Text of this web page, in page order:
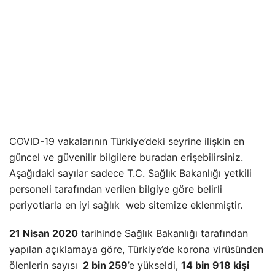
COVID-19 vakalarının Türkiye’deki seyrine ilişkin en
güncel ve güvenilir bilgilere buradan erişebilirsiniz.
Aşağıdaki sayılar sadece T.C. Sağlık Bakanlığı yetkili
personeli tarafından verilen bilgiye göre belirli
periyotlarla en iyi sağlık web sitemize eklenmiştir.
21 Nisan 2020 tarihinde Sağlık Bakanlığı tarafından
yapılan açıklamaya göre, Türkiye’de korona virüsünden
ölenlerin sayısı 2 bin 259’e yükseldi, 14 bin 918 kişi